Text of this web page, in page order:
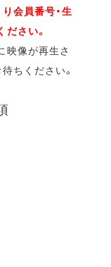
会員番号・生
さい。
映像が再生さ
ちください。